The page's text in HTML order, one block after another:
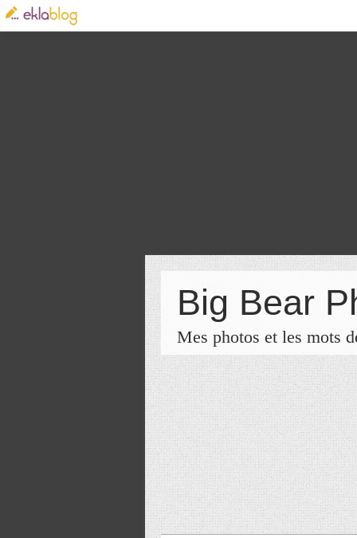
Big Bear
Mes photos et les mots